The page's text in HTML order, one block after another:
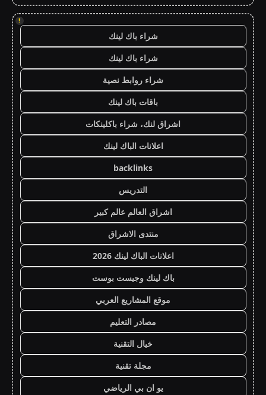
!
شراء باك لينك
شراء باك لينك
شراء روابط نصية
باقات باك لينك
اشراق لنك، شراء باكلينكات
اعلانات الباك لينك
backlinks
التدريس
اشراق العالم عالم كبير
منتدى الاشراق
اعلانات الباك لينك 2026
باك لينك وجيست بوست
موقع المشاريع العربي
مصادر التعليم
خيال التقنية
مجلة تقنية
يو ان بي الرياضي